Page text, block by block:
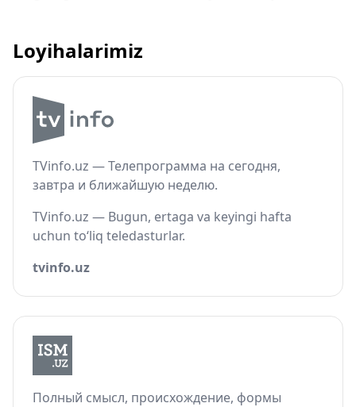
Loyihalarimiz
TVinfo.uz — Телепрограмма на сегодня,
завтра и ближайшую неделю.
TVinfo.uz — Bugun, ertaga va keyingi hafta
uchun to‘liq teledasturlar.
tvinfo.uz
Полный смысл, происхождение, формы